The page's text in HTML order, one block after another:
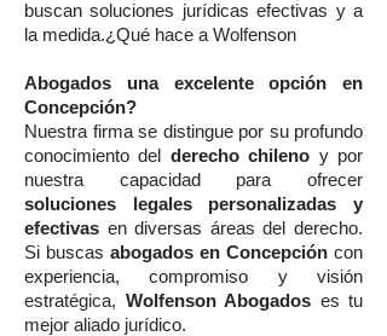
buscan soluciones jurídicas efectivas y a
la medida.¿Qué hace a Wolfenson
Abogados una excelente opción en
Concepción?
Nuestra firma se distingue por su profundo
conocimiento del derecho chileno y por
nuestra capacidad para ofrecer
soluciones legales personalizadas y
efectivas en diversas áreas del derecho.
Si buscas abogados en Concepción con
experiencia, compromiso y visión
estratégica, Wolfenson Abogados es tu
mejor aliado jurídico.